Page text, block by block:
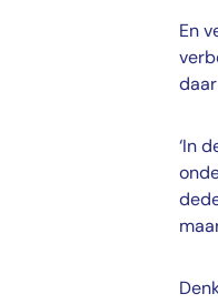
En
‘In